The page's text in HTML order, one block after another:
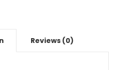
Reviews (0)